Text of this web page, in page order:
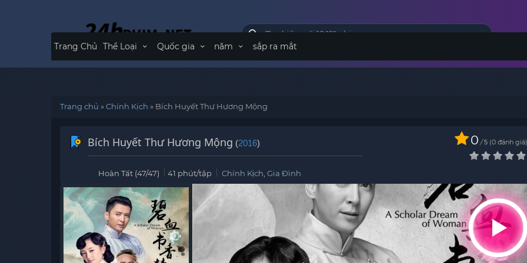
Trang Chủ Thể Loại Quốc gia năm sắp ra mắt
Trang chủ »Chính Kịch » Bích Huyết Thư Hương Mộng
Bích Huyết Thư Hương Mộng (2016) 0 / 5 0 đánh giá
Hoàn Tất (47/47) 41 phút/tập Chính Kịch Gia Đình